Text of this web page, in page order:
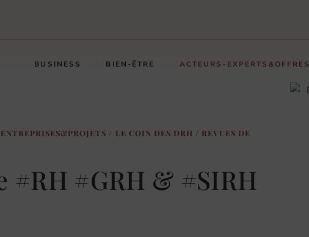
BUSINESS BIEN-ÊTRE ACTEURS-EXPERTS&OFFRES
ENTREPRISES&PROJETS / LE COIN DES DRH / REVUES DE
#RH #GRH & #SIRH